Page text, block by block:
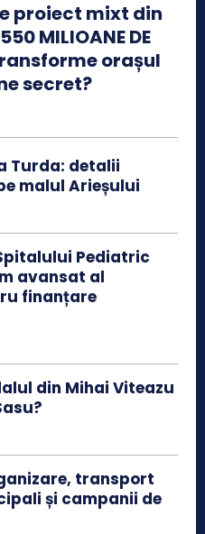
proiect mixt din
MILIOANE DE
orașul
secret?
Turda: detalii
malul Arieșului
Pediatric
avansat al
finanțare
din Mihai Viteazu
transport
și campanii de